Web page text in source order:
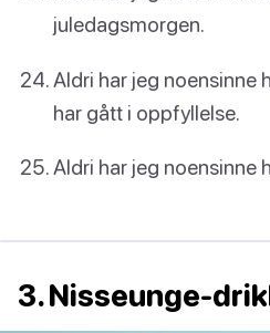
juledagsmorgen.
Aldri har jeg noensinne
har gått i oppfyllelse.
Aldri har jeg noensinne
3. Nisseunge-